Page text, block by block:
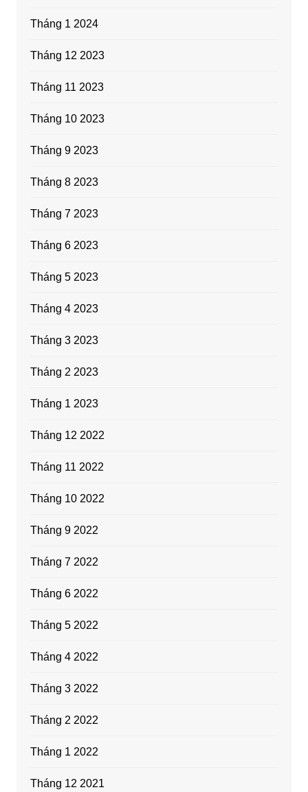
Tháng 1 2024
Tháng 12 2023
Tháng 11 2023
Tháng 10 2023
Tháng 9 2023
Tháng 8 2023
Tháng 7 2023
Tháng 6 2023
Tháng 5 2023
Tháng 4 2023
Tháng 3 2023
Tháng 2 2023
Tháng 1 2023
Tháng 12 2022
Tháng 11 2022
Tháng 10 2022
Tháng 9 2022
Tháng 7 2022
Tháng 6 2022
Tháng 5 2022
Tháng 4 2022
Tháng 3 2022
Tháng 2 2022
Tháng 1 2022
Tháng 12 2021